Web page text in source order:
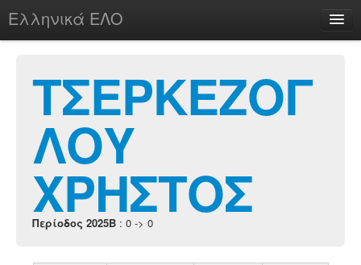
Ελληνικά ΕΛΟ
chesstu.be @ discord
Login
ΤΣΕΡΚΕΖΟΓ
ΛΟΥ
ΧΡΗΣΤΟΣ
Περίοδος 2025B : 0 -> 0